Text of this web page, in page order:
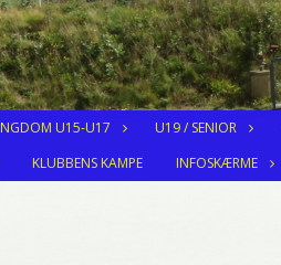
U15-U17 U19 / SENIOR
KLUBBENS KAMPE INFOSKÆRME